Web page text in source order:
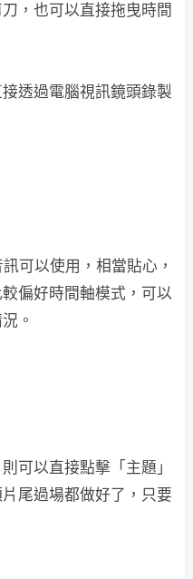
，也可以直接拖曳時間
透過電腦視訊鏡頭錄製
可以使用，相當貼心，
偏好時間軸模式，可以
。
可以直接點擊「主題」
尾過場都做好了，只要